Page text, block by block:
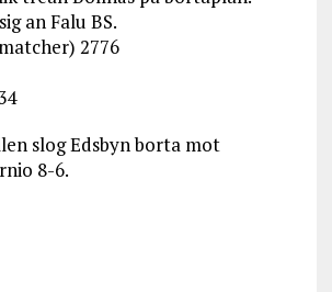
an Falu BS.
2776
slog Edsbyn borta mot
8-6.